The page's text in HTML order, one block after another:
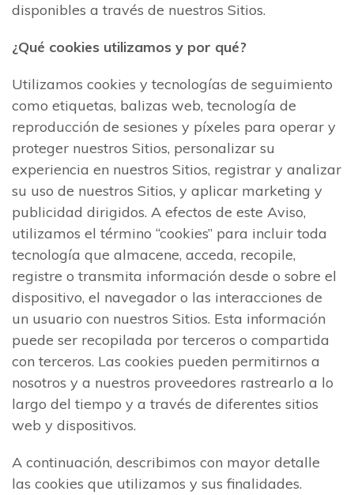
disponibles a través de nuestros Sitios.
¿Qué cookies utilizamos y por qué?
Utilizamos cookies y tecnologías de seguimiento
como etiquetas, balizas web, tecnología de
reproducción de sesiones y píxeles para operar y
proteger nuestros Sitios, personalizar su
experiencia en nuestros Sitios, registrar y analizar
su uso de nuestros Sitios, y aplicar marketing y
publicidad dirigidos. A efectos de este Aviso,
utilizamos el término “cookies” para incluir toda
tecnología que almacene, acceda, recopile,
registre o transmita información desde o sobre el
dispositivo, el navegador o las interacciones de
un usuario con nuestros Sitios. Esta información
puede ser recopilada por terceros o compartida
con terceros. Las cookies pueden permitirnos a
nosotros y a nuestros proveedores rastrearlo a lo
largo del tiempo y a través de diferentes sitios
web y dispositivos.
A continuación, describimos con mayor detalle
las cookies que utilizamos y sus finalidades.